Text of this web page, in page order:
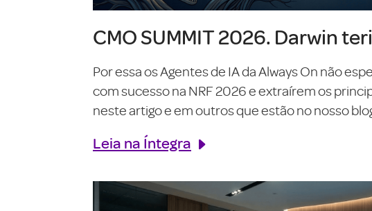
CMO SUMMIT 2026. Darwin
Por essa os Agentes de IA da Always On não
com sucesso na NRF 2026 e extraírem os
neste artigo e em outros que estão no nosso
Leia na Íntegra